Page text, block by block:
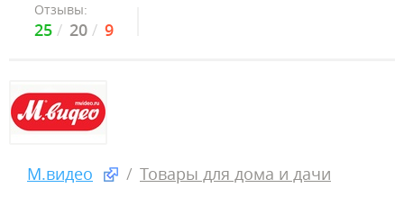
Отзывы:
25 20 9
М.видео Товары для дома и дачи